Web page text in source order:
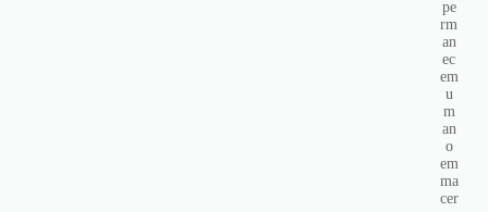
pe
rm
an
ec
em
u
m
an
o
em
ma
cer